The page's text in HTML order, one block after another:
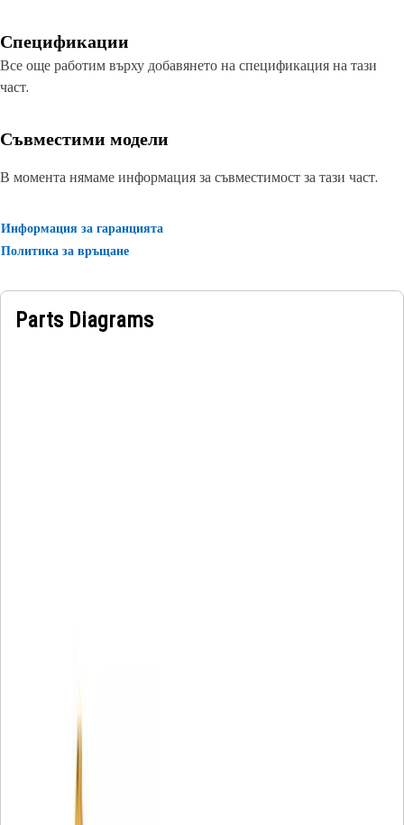
Спецификации
Все още работим върху добавянето на спецификация на тази
част.
Съвместими модели
В момента нямаме информация за съвместимост за тази част.
Информация за гаранцията
Политика за връщане
Parts Diagrams